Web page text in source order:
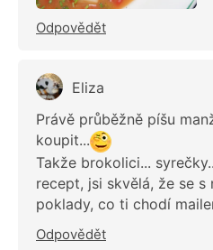
Odpovědět
Eliza
Právě průběžně píšu
koupit...
Takže brokolici...
recept, jsi skvělá, že se
poklady, co ti chodí
Odpovědět